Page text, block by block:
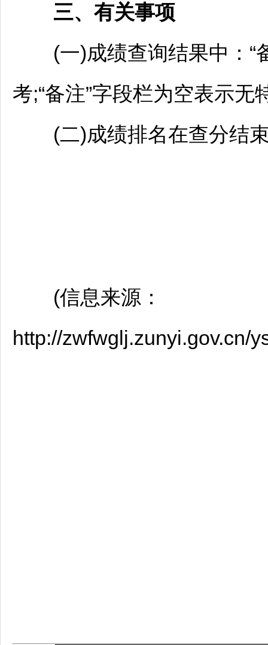
三、有关事项
(一)成绩查询结果中：“备
考;“备注”字段栏为空表示无
(二)成绩排名在查分结束
(信息来源：
http://zwfwglj.zunyi.gov.cn/